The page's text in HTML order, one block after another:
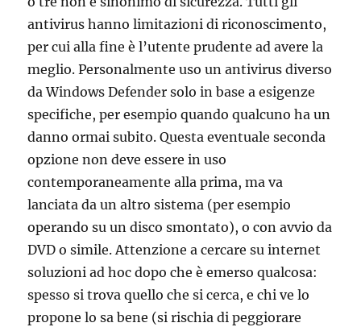
antivirus hanno limitazioni di riconoscimento,
per cui alla fine è l’utente prudente ad avere la
meglio. Personalmente uso un antivirus diverso
da Windows Defender solo in base a esigenze
specifiche, per esempio quando qualcuno ha un
danno ormai subito. Questa eventuale seconda
opzione non deve essere in uso
contemporaneamente alla prima, ma va
lanciata da un altro sistema (per esempio
operando su un disco smontato), o con avvio da
DVD o simile. Attenzione a cercare su internet
soluzioni ad hoc dopo che è emerso qualcosa:
spesso si trova quello che si cerca, e chi ve lo
propone lo sa bene (si rischia di peggiorare